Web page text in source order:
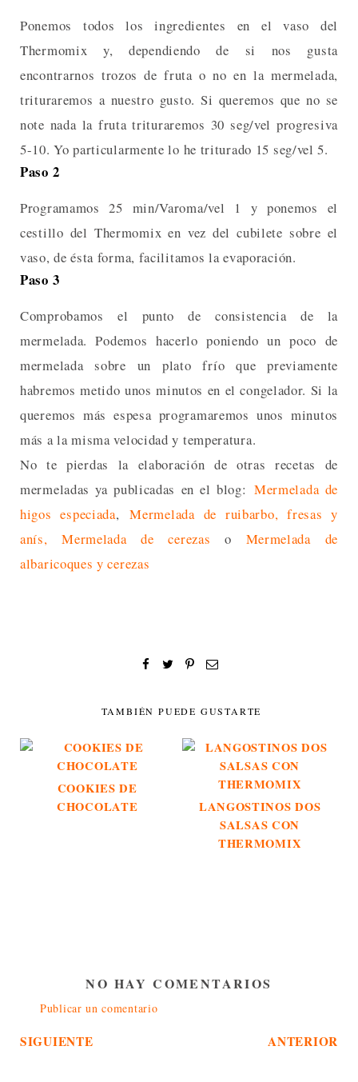
Ponemos todos los ingredientes en el vaso del
Thermomix y, dependiendo de si nos gusta
encontrarnos trozos de fruta o no en la mermelada,
trituraremos a nuestro gusto. Si queremos que no se
note nada la fruta trituraremos 30 seg/vel progresiva
5-10. Yo particularmente lo he triturado 15 seg/vel 5.
Paso 2
Programamos 25 min/Varoma/vel 1 y ponemos el
cestillo del Thermomix en vez del cubilete sobre el
vaso, de ésta forma, facilitamos la evaporación.
Paso 3
Comprobamos el punto de consistencia de la
mermelada. Podemos hacerlo poniendo un poco de
mermelada sobre un plato frío que previamente
habremos metido unos minutos en el congelador. Si la
queremos más espesa programaremos unos minutos
más a la misma velocidad y temperatura.
No te pierdas la elaboración de otras recetas de
mermeladas ya publicadas en el blog: Mermelada de
higos especiada,Mermelada de ruibarbo, fresas y
anís,
Mermelada de cerezas o Mermelada de
albaricoques y cerezas
TAMBIÉN PUEDE GUSTARTE
COOKIES DE
CHOCOLATE
LANGOSTINOS DOS
SALSAS CON
THERMOMIX
NO HAY COMENTARIOS
Publicar un comentario
SIGUIENTE ANTERIOR